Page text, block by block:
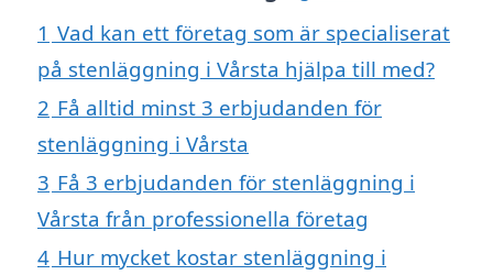
1 Vad kan ett företag som är specialiserat
på stenläggning i Vårsta hjälpa till med?
2 Få alltid minst 3 erbjudanden för
stenläggning i Vårsta
3 Få 3 erbjudanden för stenläggning i
Vårsta från professionella företag
4 Hur mycket kostar stenläggning i